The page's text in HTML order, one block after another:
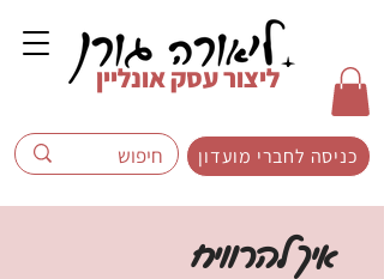
כניסה לחברי מועדון
ליצור עסק אונליין
איך להרוויח